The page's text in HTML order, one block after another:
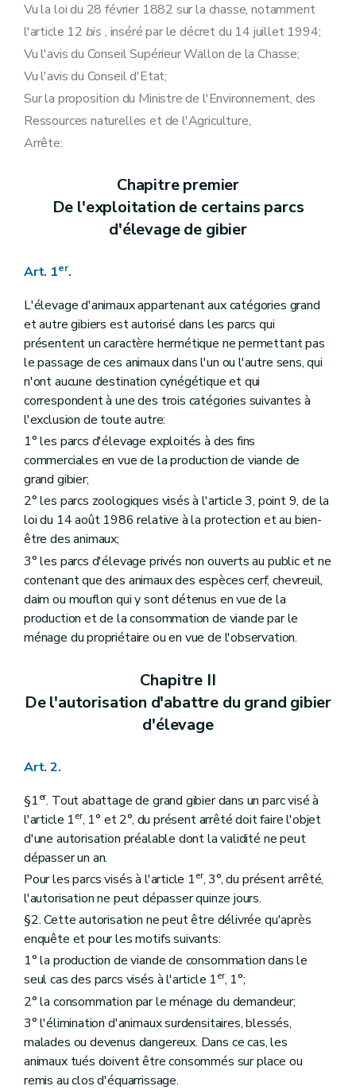
Vu la loi du 28 février 1882 sur la chasse, notamment
l'article 12 bis , inséré par le décret du 14 juillet 1994;
Vu l'avis du Conseil Supérieur Wallon de la Chasse;
Vu l'avis du Conseil d'Etat;
Sur la proposition du Ministre de l'Environnement, des
Ressources naturelles et de l'Agriculture,
Arrête:
Chapitre premier
De l'exploitation de certains parcs
d'élevage de gibier
Art. 1er.
L'élevage d'animaux appartenant aux catégories grand
et autre gibiers est autorisé dans les parcs qui
présentent un caractère hermétique ne permettant pas
le passage de ces animaux dans l'un ou l'autre sens, qui
n'ont aucune destination cynégétique et qui
correspondent à une des trois catégories suivantes à
l'exclusion de toute autre:
1° les parcs d'élevage exploités à des fins
commerciales en vue de la production de viande de
grand gibier;
2° les parcs zoologiques visés à l'article 3, point 9, de la
loi du 14 août 1986 relative à la protection et au bien-
être des animaux;
3° les parcs d'élevage privés non ouverts au public et ne
contenant que des animaux des espèces cerf, chevreuil,
daim ou mouflon qui y sont détenus en vue de la
production et de la consommation de viande par le
ménage du propriétaire ou en vue de l'observation.
Chapitre II
De l'autorisation d'abattre du grand gibier
d'élevage
Art. 2.
§1er. Tout abattage de grand gibier dans un parc visé à
l'article 1er, 1° et 2°, du présent arrêté doit faire l'objet
d'une autorisation préalable dont la validité ne peut
dépasser un an.
Pour les parcs visés à l'article 1er, 3°, du présent arrêté,
l'autorisation ne peut dépasser quinze jours.
§2. Cette autorisation ne peut être délivrée qu'après
enquête et pour les motifs suivants:
1° la production de viande de consommation dans le
seul cas des parcs visés à l'article 1er, 1°;
2° la consommation par le ménage du demandeur;
3° l'élimination d'animaux surdensitaires, blessés,
malades ou devenus dangereux. Dans ce cas, les
animaux tués doivent être consommés sur place ou
remis au clos d'équarrissage.